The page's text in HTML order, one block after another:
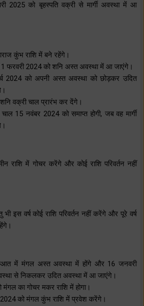
2025 को बृहस्पति वक्री से मार्गी अवस्था में आ
कुंभ राशि में बने रहेंगे।
फरवरी 2024 को शनि अस्त अवस्था में आ जाएंगे।
2024 को अपनी अस्त अवस्था को छोड़कर उदित
वक्री चाल प्रारंभ कर देंगे।
15 नवंबर 2024 को समाप्त होगी, जब वह मार्गी
राशि में गोचर करेंगे और कोई राशि परिवर्तन नहीं
भी इस वर्ष कोई राशि परिवर्तन नहीं करेंगे और पूरे वर्ष
में मंगल अस्त अवस्था में होंगे और 16 जनवरी
से निकलकर उदित अवस्था में आ जाएंगे।
का गोचर मकर राशि में होगा।
2024 को मंगल कुंभ राशि में प्रवेश करेंगे।